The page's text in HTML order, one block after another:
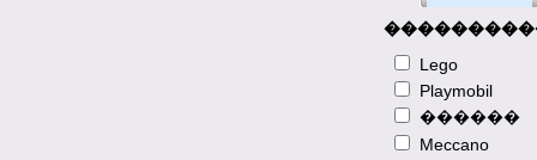
Lego
Playmobil
������
Meccano